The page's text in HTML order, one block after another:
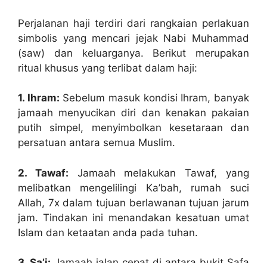
Perjalanan haji terdiri dari rangkaian perlakuan
simbolis yang mencari jejak Nabi Muhammad
(saw) dan keluarganya. Berikut merupakan
ritual khusus yang terlibat dalam haji:
1. Ihram: Sebelum masuk kondisi Ihram, banyak
jamaah menyucikan diri dan kenakan pakaian
putih simpel, menyimbolkan kesetaraan dan
persatuan antara semua Muslim.
2. Tawaf: Jamaah melakukan Tawaf, yang
melibatkan mengelilingi Ka’bah, rumah suci
Allah, 7x dalam tujuan berlawanan tujuan jarum
jam. Tindakan ini menandakan kesatuan umat
Islam dan ketaatan anda pada tuhan.